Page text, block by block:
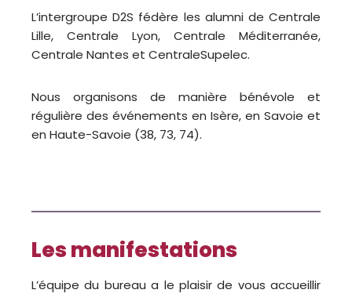
L’intergroupe D2S fédère les alumni de Centrale
Lille, Centrale Lyon, Centrale Méditerranée,
Centrale Nantes et CentraleSupelec.
Nous organisons de manière bénévole et
régulière des événements en Isère, en Savoie et
en Haute-Savoie (38, 73, 74).
Les manifestations
L’équipe du bureau a le plaisir de vous accueillir